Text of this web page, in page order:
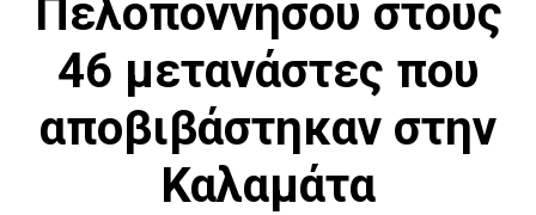
Πελοποννήσου στους
46 μετανάστες που
αποβιβάστηκαν στην
Καλαμάτα